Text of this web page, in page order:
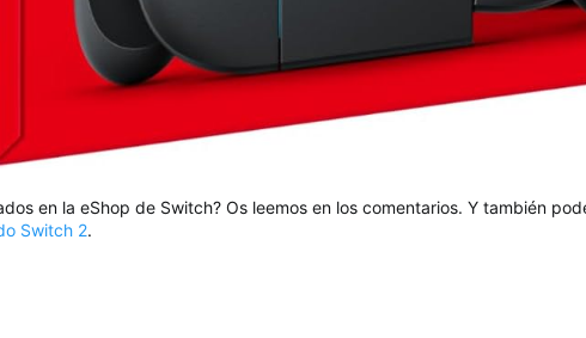
en la eShop de Switch? Os leemos en los comentarios. Y también
Switch 2.